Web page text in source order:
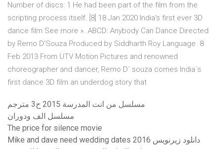
Number of discs: 1 He had been part of the film from the
scripting process itself. [8] 18 Jan 2020 India's first ever 3D
dance film See more ». ABCD: Anybody Can Dance Directed
by Remo D'Souza Produced by Siddharth Roy Language 8
Feb 2013 From UTV Motion Pictures and renowned
choreographer and dancer, Remo D` souza comes India`s
first dance 3D film an underdog story that
مسلسل من انت المدرسة 2015 ح3 مترجم
مسلسل الف ودوران
The price for silence movie
Mike and dave need wedding dates 2016 دانلود زیرنویس